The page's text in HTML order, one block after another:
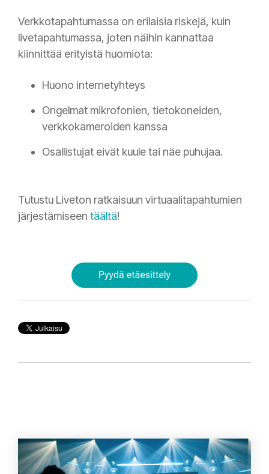
Verkkotapahtumassa on erilaisia riskejä, kuin
livetapahtumassa, joten näihin kannattaa
kiinnittää erityistä huomiota:
Huono internetyhteys
Ongelmat mikrofonien, tietokoneiden,
verkkokameroiden kanssa
Osallistujat eivät kuule tai näe puhujaa.
Tutustu Liveton ratkaisuun virtuaalitapahtumien
järjestämiseen täältä!